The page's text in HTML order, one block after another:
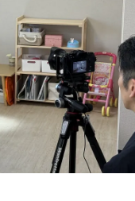
Instagram